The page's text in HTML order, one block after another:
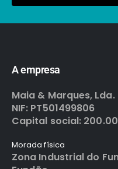
A empresa
Maia & Marques, Lda.
NIF: PT501499806
Capital social:
Morada física
Zona Industrial do